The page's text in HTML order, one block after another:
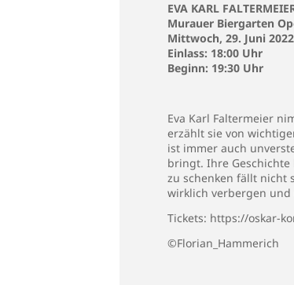
EVA KARL
Murauer Biergarten
Mittwoch, 29. Juni 2022
Einlass: 18:00 Uhr
Beginn: 19:30 Uhr
Eva Karl Faltermeier
erzählt sie von
ist immer auch
bringt. Ihre
zu schenken fällt nicht
wirklich verbergen
Tickets: https://oskar-
©Florian_Hammerich